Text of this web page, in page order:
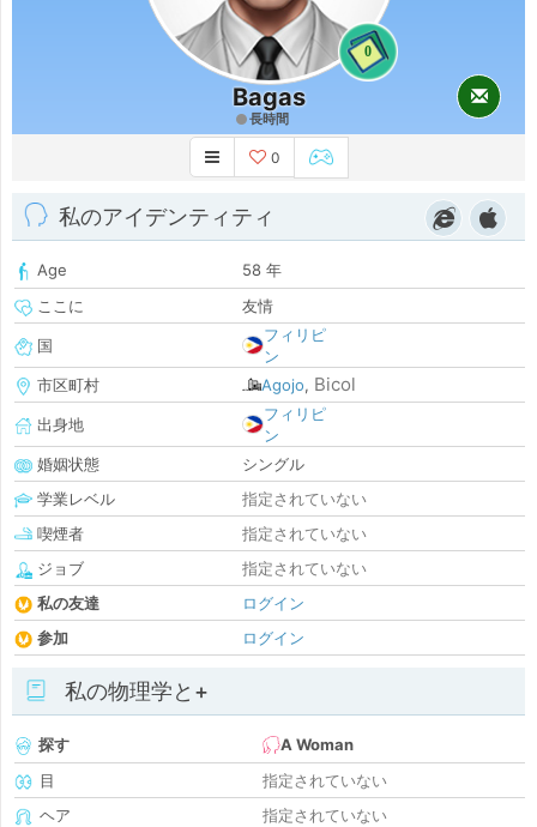
0
Bagas
長時間
0
私のアイデンティティ
Age
58 年
ここに
友情
国
フィリピ
ン
市区町村
Agojo, Bicol
出身地
フィリピ
ン
婚姻状態
シングル
学業レベル
指定されていない
喫煙者
指定されていない
ジョブ
指定されていない
私の友達
ログイン
参加
ログイン
私の物理学と+
探す
A Woman
目
指定されていない
ヘア
指定されていない